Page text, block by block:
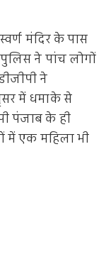
मंदिर के पास
ने पांच लोगों
ने
में धमाके से
पंजाब के ही
में एक महिला भी